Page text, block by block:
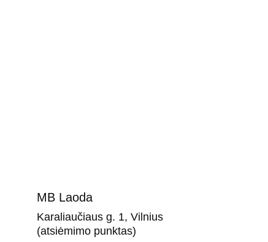
MB Laoda
Karaliaučiaus g. 1, Vilnius
(atsiėmimo punktas)